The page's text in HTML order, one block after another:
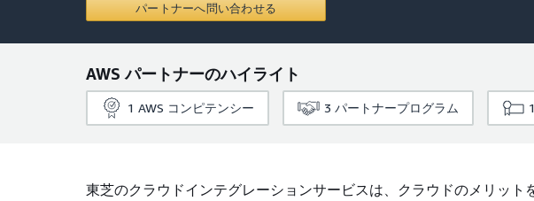
パートナーへ問い合わせる
AWS パートナーのハイライト
1 AWS コンピテンシー 3 パートナープログラム
東芝のクラウドインテグレーションサービスは、クラウドのメリッ